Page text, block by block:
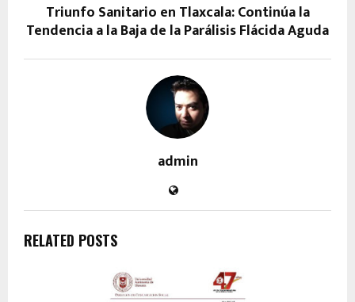
Triunfo Sanitario en Tlaxcala: Continúa la
Tendencia a la Baja de la Parálisis Flácida Aguda
admin
RELATED POSTS